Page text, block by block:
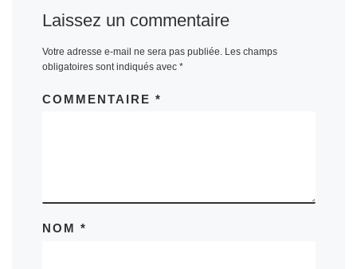
Laissez un commentaire
Votre adresse e-mail ne sera pas publiée. Les champs
obligatoires sont indiqués avec *
COMMENTAIRE *
NOM *